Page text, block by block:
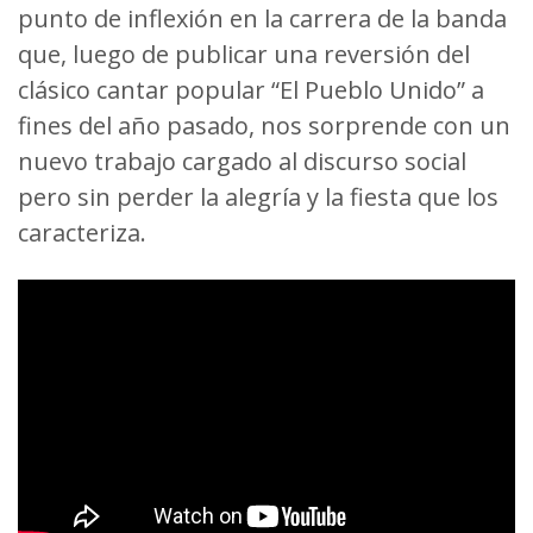
punto de inflexión en la carrera de la banda
que, luego de publicar una reversión del
clásico cantar popular “El Pueblo Unido” a
fines del año pasado, nos sorprende con un
nuevo trabajo cargado al discurso social
pero sin perder la alegría y la fiesta que los
caracteriza.